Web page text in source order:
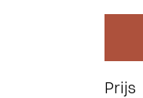
Prijs